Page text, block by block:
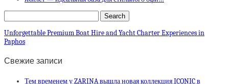
Unforgettable Premium Boat Hire and Yacht Charter Experiences in
Paphos
Свежие записи
Тем временем у ZARINA вышла новая коллекция ICONIC в